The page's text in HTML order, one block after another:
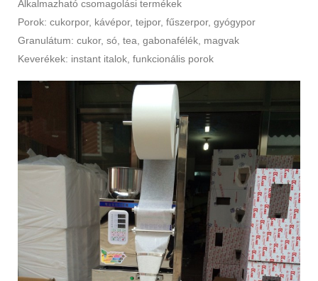
Alkalmazható csomagolási termékek
Porok: cukorpor, kávépor, tejpor, fűszerpor, gyógypor
Granulátum: cukor, só, tea, gabonafélék, magvak
Keverékek: instant italok, funkcionális porok